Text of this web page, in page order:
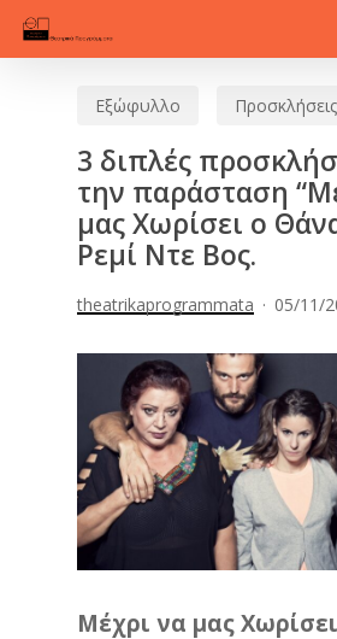
Skip
Εξώφυλλο Προσκλήσεις
3 διπλές
την παράσταση
μας Χωρίσει ο
Ρεμί Ντε Βος.
theatrikaprogrammata 05/11/
Μέχρι να μας